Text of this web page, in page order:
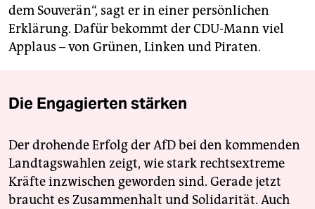
dem Souverän“, sagt er in einer persönlichen
Erklärung. Dafür bekommt der CDU-Mann viel
Applaus – von Grünen, Linken und Piraten.
Die Engagierten stärken
Der drohende Erfolg der AfD bei den kommenden
Landtagswahlen zeigt, wie stark rechtsextreme
Kräfte inzwischen geworden sind. Gerade jetzt
braucht es Zusammenhalt und Solidarität. Auch